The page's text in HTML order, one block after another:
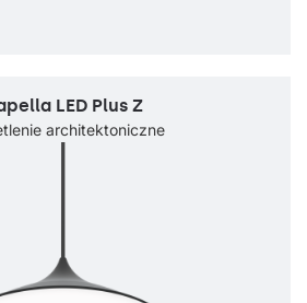
LED Plus Z
architektoniczne